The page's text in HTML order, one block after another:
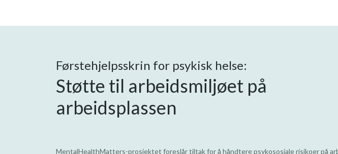
Førstehjelpsskrin for psykisk helse:
Støtte til arbeidsmiljøet på
arbeidsplassen
MentalHealthMatters-prosjektet foreslår tiltak for å håndtere psykososiale risikoer på